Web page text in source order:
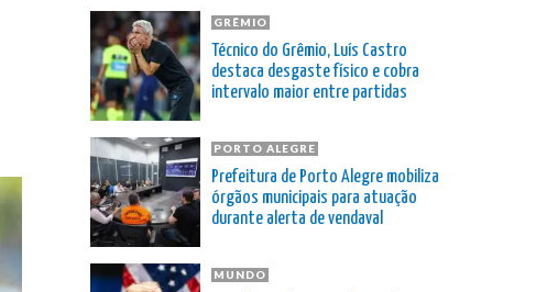
GRÊMIO
Técnico do Grêmio, Luís Castro
destaca desgaste físico e cobra
intervalo maior entre partidas
PORTO ALEGRE
Prefeitura de Porto Alegre mobiliza
órgãos municipais para atuação
durante alerta de vendaval
MUNDO